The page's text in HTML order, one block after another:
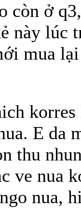
còn ở
này lúc
mua
E da
thu
ve nua
nua,